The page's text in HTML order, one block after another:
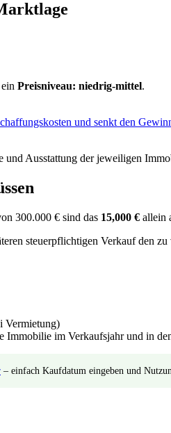
Preisniveau: niedrig-mittel.
und senkt den
und Ausstattung der jeweiligen
300.000 € sind das 15,000 € allein
steuerpflichtigen Verkauf den
Vermietung)
im Verkaufsjahr und in
– einfach Kaufdatum eingeben und